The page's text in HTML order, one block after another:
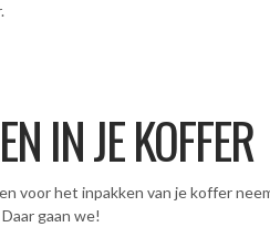
IN JE KOFFER
voor het inpakken van je koffer
gaan we!